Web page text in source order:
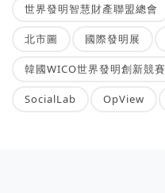
世界發明智慧財產聯盟總會
北市圖 國際發明展
韓國WICO世界發明創新競賽
SocialLab OpView